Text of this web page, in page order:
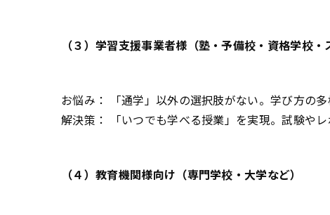
（３）学習支援事業者様（塾・予備校・資格学校・
お悩み： 「通学」以外の選択肢がない。学び方の
解決策： 「いつでも学べる授業」を実現。試験やレ
（４）教育機関様向け（専門学校・大学など）